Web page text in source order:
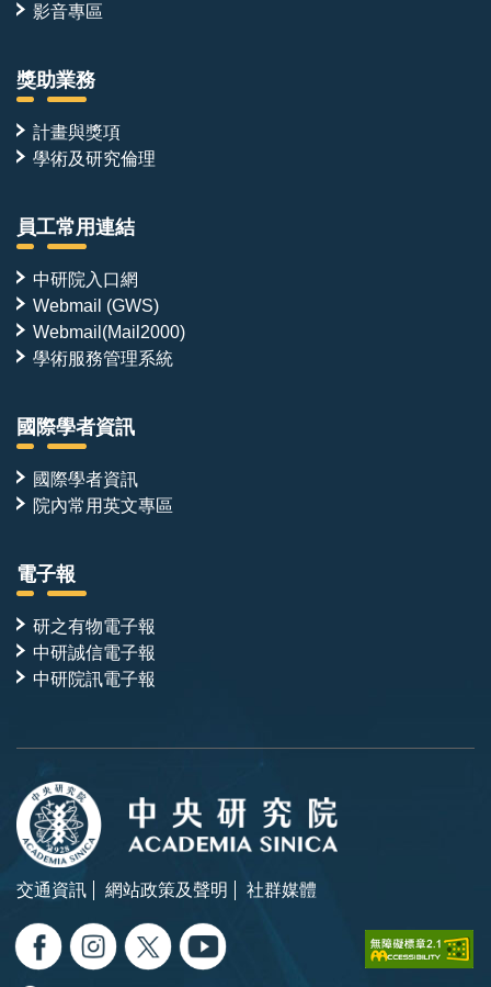
影音專區
獎助業務
計畫與獎項
學術及研究倫理
員工常用連結
中研院入口網
Webmail (GWS)
Webmail(Mail2000)
學術服務管理系統
國際學者資訊
國際學者資訊
院內常用英文專區
電子報
研之有物電子報
中研誠信電子報
中研院訊電子報
交通資訊 網站政策及聲明 社群媒體